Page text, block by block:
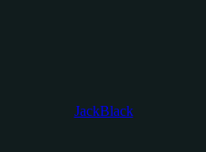
JackBlack